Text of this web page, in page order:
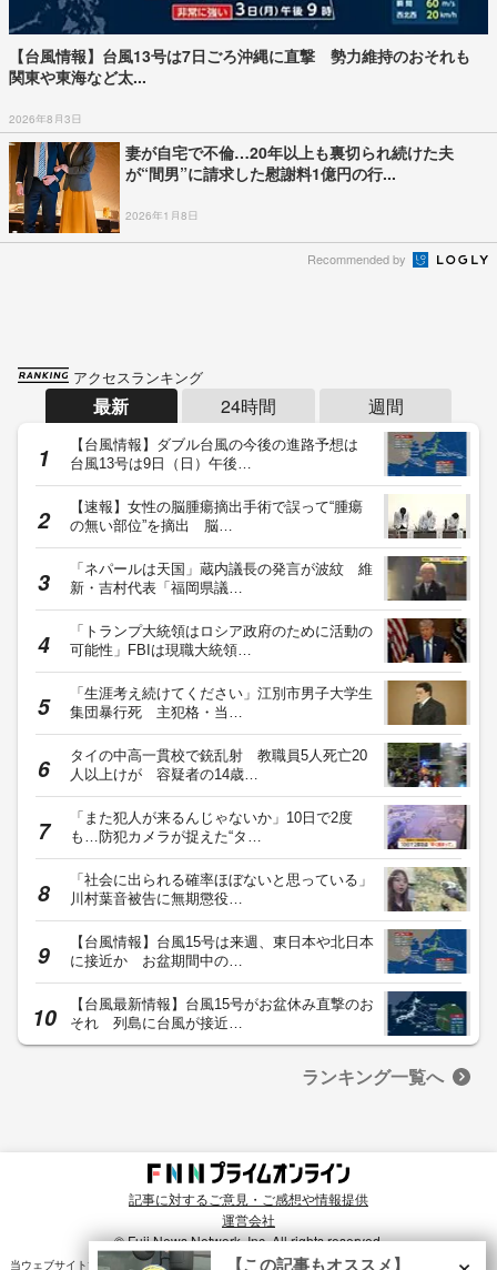
【台風情報】台風13号は7日ごろ沖縄に直撃 勢力維持のおそれも
関東や東海など太...
2026年8月3日
妻が自宅で不倫…20年以上も裏切られ続けた夫
が“間男”に請求した慰謝料1億円の行...
2026年1月8日
Recommended by
アクセスランキング
最新 24時間 週間
【台風情報】ダブル台風の今後の進路予想は
台風13号は9日（日）午後…
【速報】女性の脳腫瘍摘出手術で誤って“腫瘍
の無い部位”を摘出 脳…
「ネパールは天国」蔵内議長の発言が波紋 維
新・吉村代表「福岡県議…
「トランプ大統領はロシア政府のために活動の
可能性」FBIは現職大統領…
「生涯考え続けてください」江別市男子大学生
集団暴行死 主犯格・当…
タイの中高一貫校で銃乱射 教職員5人死亡20
人以上けが 容疑者の14歳…
「また犯人が来るんじゃないか」10日で2度
も…防犯カメラが捉えた“タ…
「社会に出られる確率ほぼないと思っている」
川村葉音被告に無期懲役…
【台風情報】台風15号は来週、東日本や北日本
に接近か お盆期間中の…
【台風最新情報】台風15号がお盆休み直撃のお
それ 列島に台風が接近…
ランキング一覧へ
記事に対するご意見・ご感想や情報提供
運営会社
© Fuji News Network, Inc. All rights reserved.
当ウェブサイトでは、ユーザのニーズ・興味・関⼼に合致したコンテンツや広告配信を提供する
【この記事もオススメ】